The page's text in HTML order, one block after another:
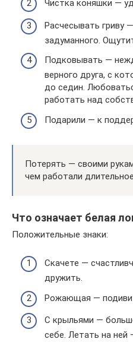
Чистка коняшки —
Расчесывать гриву
задуманного.
Подковывать —
верного друга, с
до седин.
работать над
Подарили — к
Потерять — своими
чем работали
Что означает белая
Положительные знаки:
Скачете —
дружить.
Рожающая —
С крыльями —
себе. Летать на ней